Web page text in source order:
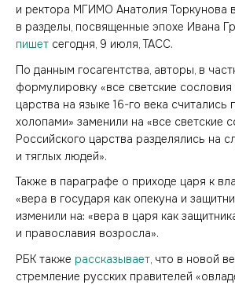
и ректора МГИМО Анатолия Торкунова
в разделы, посвященные эпохе Ивана
пишет сегодня, 9 июля, ТАСС.
По данным госагентства, авторы, в
формулировку «все светские сословия
царства на языке 16-го века считались
холопами» заменили на «все светские
Российского царства разделялись на
и тяглых людей».
Также в параграфе о приходе царя к
«вера в государя как опекуна и
изменили на: «вера в царя как
и православия возросла».
РБК также рассказывает , что в новой
стремление русских правителей